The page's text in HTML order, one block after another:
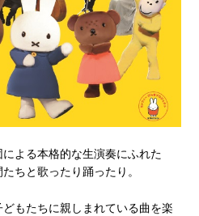
よる本格的な生演奏にふれた
ちと歌ったり踊ったり。
もたちに親しまれている曲を楽